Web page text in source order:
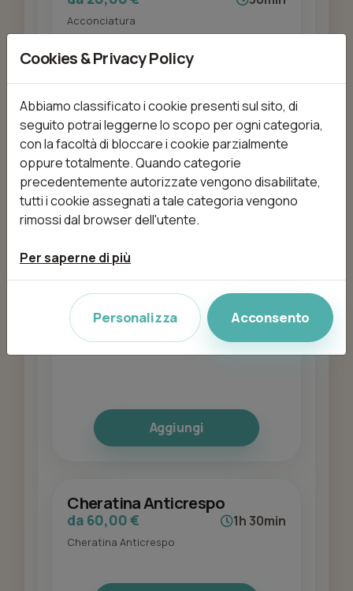
Acconciatura
Aggiungi
Barba
da 7,00 € 15min
Barba Accorciata e Rifilata
da 5,00 € 15min
Aggiungi
Cheratina Anticrespo
da 60,00 € 1h 30min
Cheratina Anticrespo
Cookies & Privacy Policy
Abbiamo classificato i cookie presenti sul sito, di
seguito potrai leggerne lo scopo per ogni categoria,
con la facoltà di bloccare i cookie parzialmente
oppure totalmente. Quando categorie
precedentemente autorizzate vengono disabilitate,
tutti i cookie assegnati a tale categoria vengono
rimossi dal browser dell'utente.
Per saperne di più
Personalizza Acconsento